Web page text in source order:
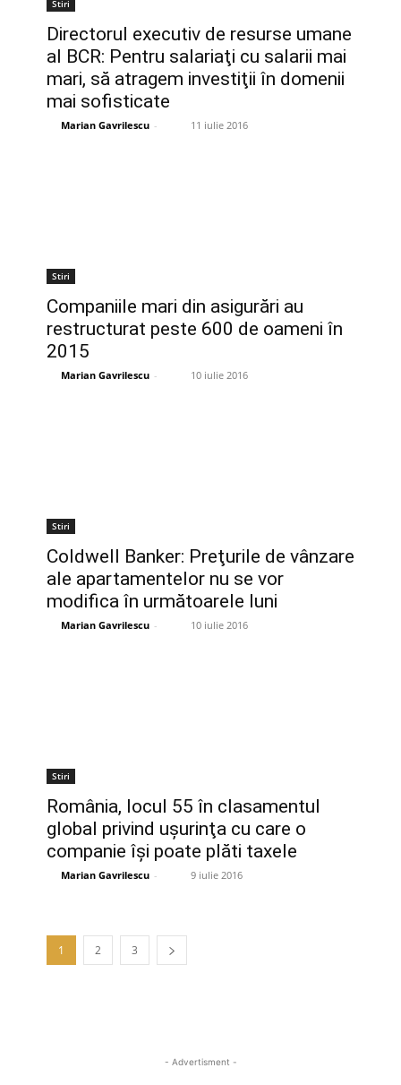
Stiri
Directorul executiv de resurse umane
al BCR: Pentru salariaţi cu salarii mai
mari, să atragem investiţii în domenii
mai sofisticate
Marian Gavrilescu - 11 iulie 2016
Stiri
Companiile mari din asigurări au
restructurat peste 600 de oameni în
2015
Marian Gavrilescu - 10 iulie 2016
Stiri
Coldwell Banker: Preţurile de vânzare
ale apartamentelor nu se vor
modifica în următoarele luni
Marian Gavrilescu - 10 iulie 2016
Stiri
România, locul 55 în clasamentul
global privind uşurinţa cu care o
companie îşi poate plăti taxele
Marian Gavrilescu - 9 iulie 2016
1 2 3
- Advertisment -